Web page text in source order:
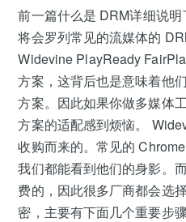
前一篇什么是 DRM详细说
将会罗列常见的流媒体的
Widevine PlayReady
方案，这背后也是意味着他
方案。因此如果你做多媒体
方案的适配感到烦恼。
收购而来的。常见的
我们都能看到他们的身影。
费的，因此很多厂商都会选
密，主要有下面几个重要步